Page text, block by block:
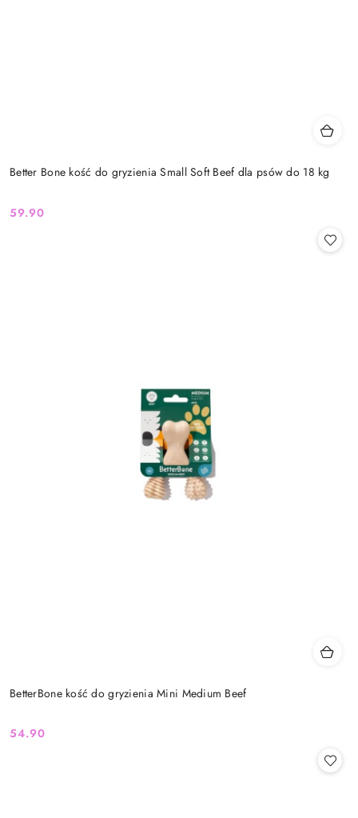
Better Bone kość do gryzienia Small Soft Beef dla psów do 18 kg
Cena:
59.90
BetterBone kość do gryzienia Mini Medium Beef
Cena:
54.90